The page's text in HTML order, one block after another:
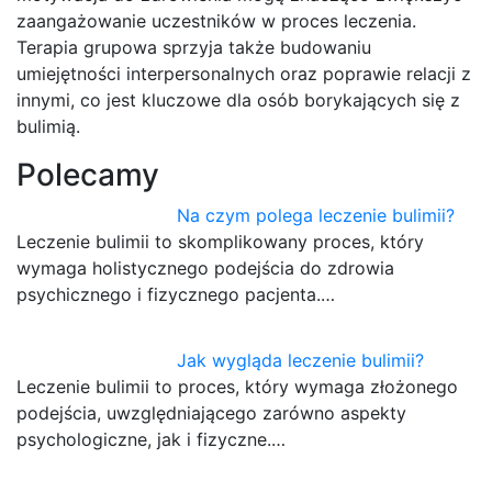
zaangażowanie uczestników w proces leczenia.
Terapia grupowa sprzyja także budowaniu
umiejętności interpersonalnych oraz poprawie relacji z
innymi, co jest kluczowe dla osób borykających się z
bulimią.
Polecamy
Na czym polega leczenie bulimii?
Leczenie bulimii to skomplikowany proces, który
wymaga holistycznego podejścia do zdrowia
psychicznego i fizycznego pacjenta.…
Jak wygląda leczenie bulimii?
Leczenie bulimii to proces, który wymaga złożonego
podejścia, uwzględniającego zarówno aspekty
psychologiczne, jak i fizyczne.…